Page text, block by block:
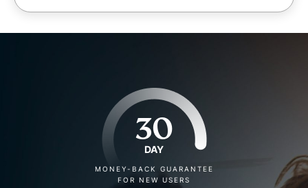
30
DAY
MONEY-BACK GUARANTEE
FOR NEW USERS